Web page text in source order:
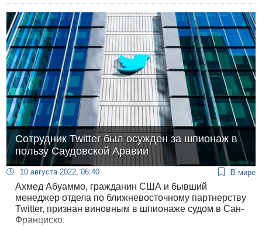
злоупотреблению доверием.
Сотрудник Twitter был осужден за шпионаж в
пользу Саудовской Аравии
10 августа 2022, 06:40 В мире
Ахмед Абуаммо, гражданин США и бывший
менеджер отдела по ближневосточному партнерству
Twitter, признан виновным в шпионаже судом в Сан-
Франциско.